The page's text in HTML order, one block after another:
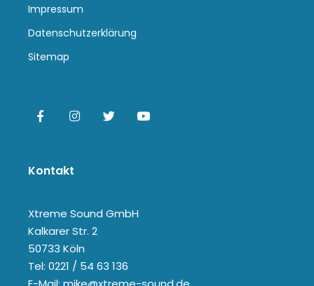
Impressum
Datenschutzerklärung
Sitemap
Kontakt
Xtreme Sound GmbH
Kalkarer Str. 2
50733 Köln
Tel: 0221 / 54 63 136